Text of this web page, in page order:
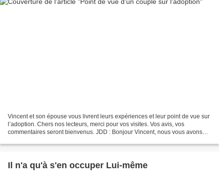
Vincent et son épouse vous livrent leurs expériences et leur point de vue sur
l’adoption. Chers nos lecteurs, merci pour vos visites. Vos avis, vos
commentaires seront bienvenus. JDD : Bonjour Vincent, nous vous avons
Il n'a qu'à s'en occuper Lui-même